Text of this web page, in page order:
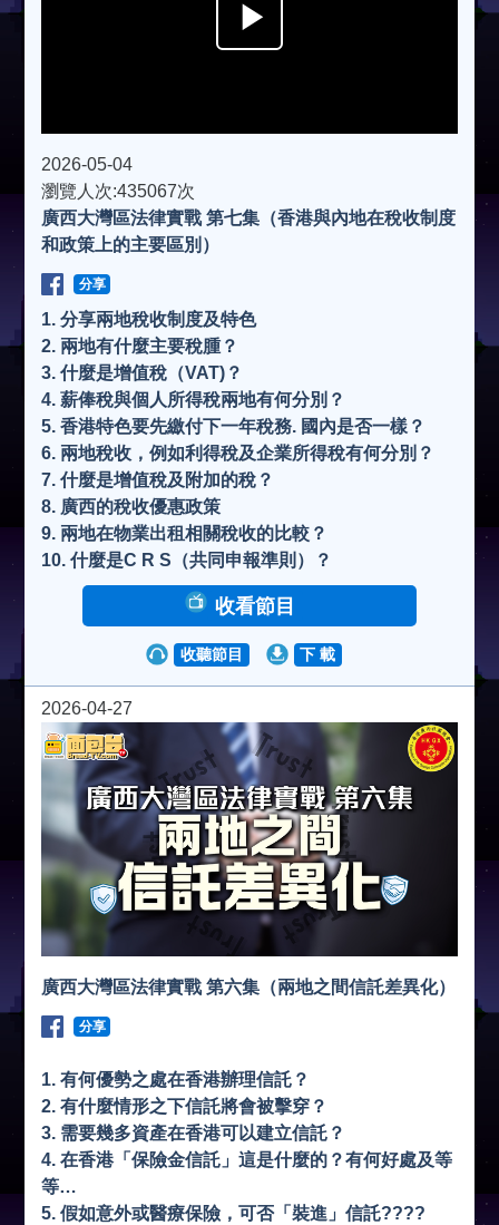
y
d
o
2026-05-04
瀏覽人次:435067次
廣西大灣區法律實戰 第七集（香港與內地在稅收制度
和政策上的主要區別）
分享
1. 分享兩地稅收制度及特色
2. ⁠兩地有什麼主要稅腫？
3. ⁠什麼是增值稅（VAT)？
4. ⁠薪俸稅與個人所得稅兩地有何分別？
5. ⁠香港特色要先繳付下一年稅務. 國內是否一樣？
6. ⁠兩地稅收，例如利得稅及企業所得稅有何分別？
7. ⁠什麼是增值稅及附加的稅？
8. ⁠廣西的稅收優惠政策
9. ⁠兩地在物業出租相關稅收的比較？
10. ⁠什麼是C R S（共同申報準則）？
收看節目
收聽節目 下 載
2026-04-27
廣西大灣區法律實戰 第六集（兩地之間信託差異化）
分享
1. 有何優勢之處在香港辦理信託？
2. ⁠有什麼情形之下信託將會被擊穿？
3. ⁠需要幾多資產在香港可以建立信託？
4. 在香港⁠「保險金信託」這是什麼的？有何好處及等
等…
5. ⁠假如意外或醫療保險，可否「裝進」信託????